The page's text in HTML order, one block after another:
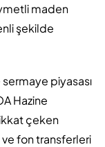
maden
şekilde
piyasası
Hazine
çeken
ve fon transferleri